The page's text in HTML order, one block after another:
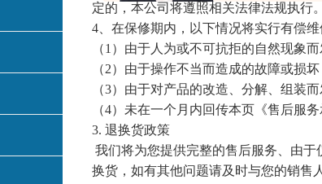
定的，本公司将遵照相关法律法规执行。
4、在保修期内，以下情况将实行有偿维
（1）由于人为或不可抗拒的自然现象而
（2）由于操作不当而造成的故障或损坏
（3）由于对产品的改造、分解、组装
（4）未在一个月内回传本页《售后服务
3. 退换货政策
我们将为您提供完整的售后服务、由
换货，如有其他问题请及时与您的销售